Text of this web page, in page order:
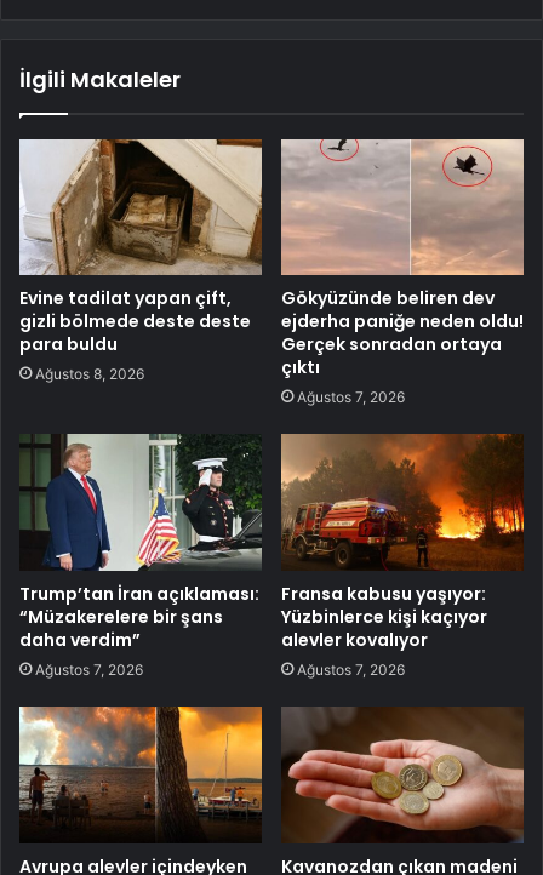
İlgili Makaleler
Evine tadilat yapan çift,
gizli bölmede deste deste
para buldu
Ağustos 8, 2026
Gökyüzünde beliren dev
ejderha paniğe neden oldu!
Gerçek sonradan ortaya
çıktı
Ağustos 7, 2026
Trump’tan İran açıklaması:
“Müzakerelere bir şans
daha verdim”
Ağustos 7, 2026
Fransa kabusu yaşıyor:
Yüzbinlerce kişi kaçıyor
alevler kovalıyor
Ağustos 7, 2026
Avrupa alevler içindeyken Kavanozdan çıkan madeni